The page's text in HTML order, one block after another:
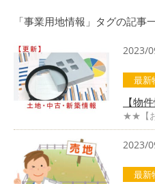
「事業用地情報」タグの記
2023/
最新
【物
★★【
2023/
最新